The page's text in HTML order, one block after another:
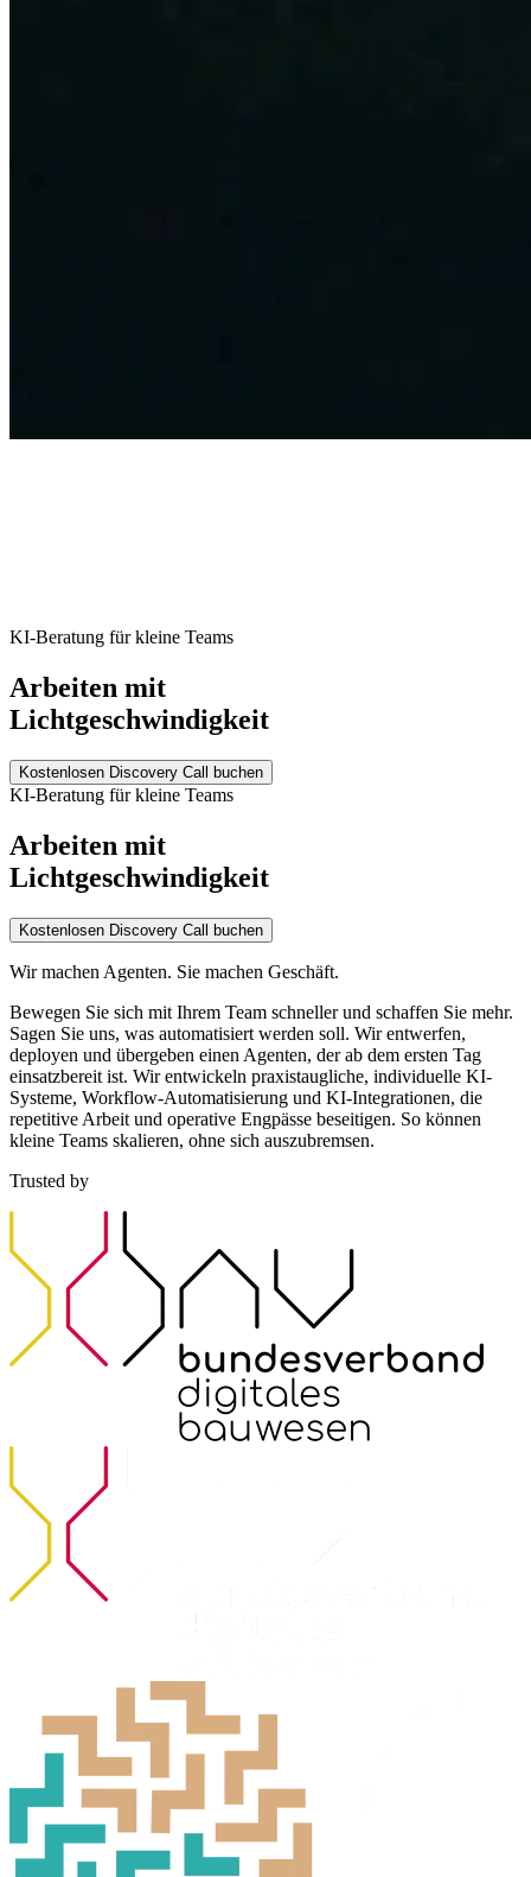
KI-Beratung für kleine Teams
Arbeiten mit
Lichtgeschwindigkeit
Kostenlosen Discovery Call buchen
KI-Beratung für kleine Teams
Arbeiten mit
Lichtgeschwindigkeit
Kostenlosen Discovery Call buchen
Wir machen Agenten. Sie machen Geschäft.
Bewegen Sie sich mit Ihrem Team schneller und schaffen Sie mehr.
Sagen Sie uns, was automatisiert werden soll. Wir entwerfen,
deployen und übergeben einen Agenten, der ab dem ersten Tag
einsatzbereit ist. Wir entwickeln praxistaugliche, individuelle KI-
Systeme, Workflow-Automatisierung und KI-Integrationen, die
repetitive Arbeit und operative Engpässe beseitigen. So können
kleine Teams skalieren, ohne sich auszubremsen.
Trusted by